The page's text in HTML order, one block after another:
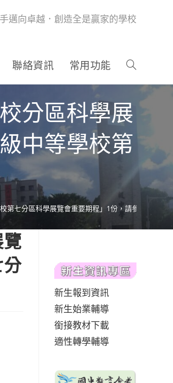
邁向卓越．創造全是贏家的學校
聯絡資訊 常用功能
分區科學展
中等學校第
七分區科學展覽會重要期程」1份，請參閱。
新生報到資訊
新生始業輔導
銜接教材下載
適性轉學輔導